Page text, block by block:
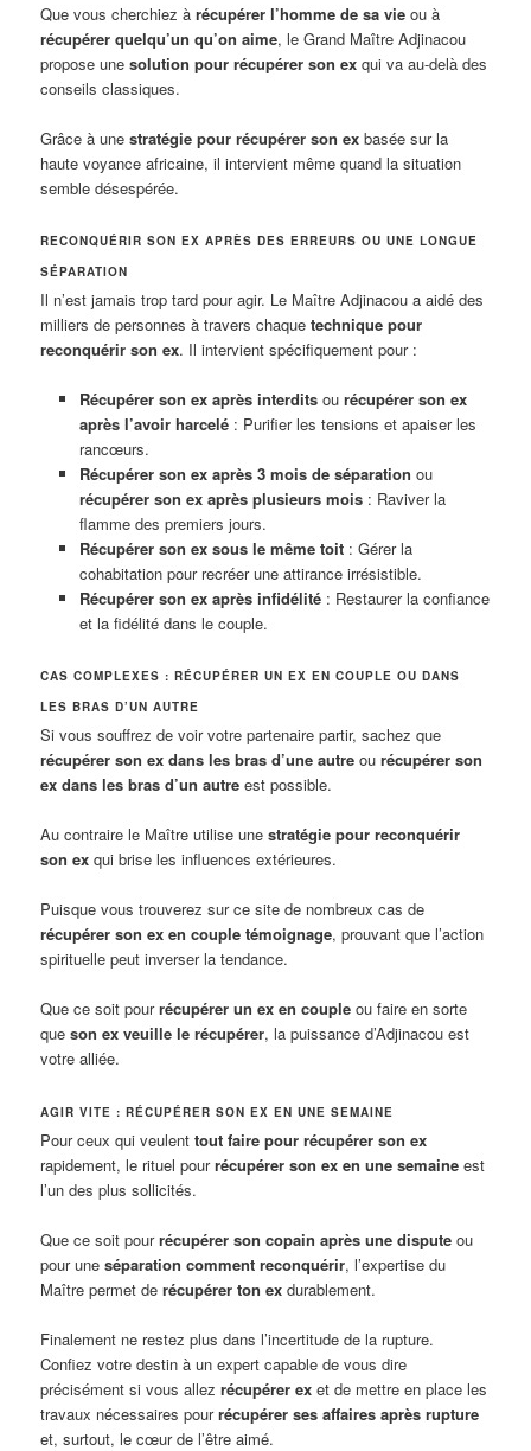
Que vous cherchiez àrécupérer l’homme de sa vie ou à
récupérer quelqu’un qu’on aime, le Grand Maître Adjinacou
propose unesolution pour récupérer son ex qui va au-delà des
conseils classiques.
Grâce à unestratégie pour récupérer son ex basée sur la
haute voyance africaine, il intervient même quand la situation
semble désespérée.
RECONQUÉRIR SON EX APRÈS DES ERREURS OU UNE LONGUE
SÉPARATION
Il n’est jamais trop tard pour agir. Le Maître Adjinacou a aidé des
milliers de personnes à travers chaquetechnique pour
reconquérir son ex. Il intervient spécifiquement pour :
Récupérer son ex après interditsou récupérer son ex
après l’avoir harcelé: Purifier les tensions et apaiser les
rancœurs.
Récupérer son ex après 3 mois de séparation ou
récupérer son ex après plusieurs mois: Raviver la
flamme des premiers jours.
Récupérer son ex sous le même toit: Gérer la
cohabitation pour recréer une attirance irrésistible.
Récupérer son ex après infidélité: Restaurer la confiance
et la fidélité dans le couple.
CAS COMPLEXES : RÉCUPÉRER UN EX EN COUPLE OU DANS
LES BRAS D’UN AUTRE
Si vous souffrez de voir votre partenaire partir, sachez que
récupérer son ex dans les bras d’une autre ourécupérer son
ex dans les bras d’un autre est possible.
Au contraire le Maître utilise unestratégie pour reconquérir
son ex qui brise les influences extérieures.
Puisque vous trouverez sur ce site de nombreux cas de
récupérer son ex en couple témoignage, prouvant que l’action
spirituelle peut inverser la tendance.
Que ce soit pourrécupérer un ex en couple ou faire en sorte
queson ex veuille le récupérer, la puissance d’Adjinacou est
votre alliée.
AGIR VITE : RÉCUPÉRER SON EX EN UNE SEMAINE
Pour ceux qui veulenttout faire pour récupérer son ex
rapidement, le rituel pourrécupérer son ex en une semaine est
l’un des plus sollicités.
Que ce soit pourrécupérer son copain après une dispute ou
pour uneséparation comment reconquérir, l’expertise du
Maître permet derécupérer ton ex durablement.
Finalement ne restez plus dans l’incertitude de la rupture.
Confiez votre destin à un expert capable de vous dire
précisément si vous allezrécupérer ex et de mettre en place les
travaux nécessaires pourrécupérer ses affaires après rupture
et, surtout, le cœur de l’être aimé.